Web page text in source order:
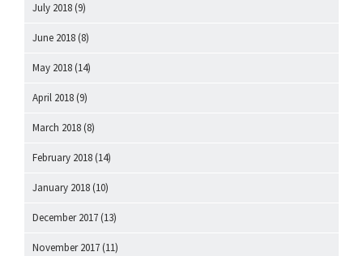
July 2018 (9)
June 2018 (8)
May 2018 (14)
April 2018 (9)
March 2018 (8)
February 2018 (14)
January 2018 (10)
December 2017 (13)
November 2017 (11)